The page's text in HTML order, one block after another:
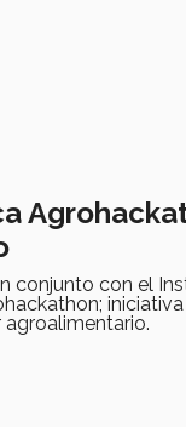
conjunto con el